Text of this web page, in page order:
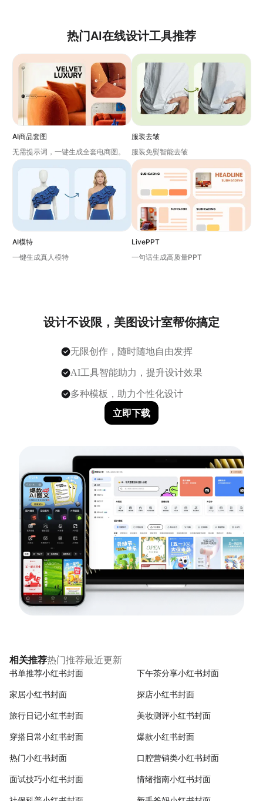
热门AI在线设计工具推荐
AI商品套图
无需提示词，一键生成全套电商图。
服装去皱
服装免熨智能去皱
AI模特
一键生成真人模特
LivePPT
一句话生成高质量PPT
设计不设限，美图设计室帮你搞定
无限创作，随时随地自由发挥
AI工具智能助力，提升设计效果
多种模板，助力个性化设计
立即下载
相关推荐热门推荐最近更新
书单推荐小红书封面 下午茶分享小红书封面
家居小红书封面 探店小红书封面
旅行日记小红书封面 美妆测评小红书封面
穿搭日常小红书封面 爆款小红书封面
热门小红书封面 口腔营销类小红书封面
面试技巧小红书封面 情绪指南小红书封面